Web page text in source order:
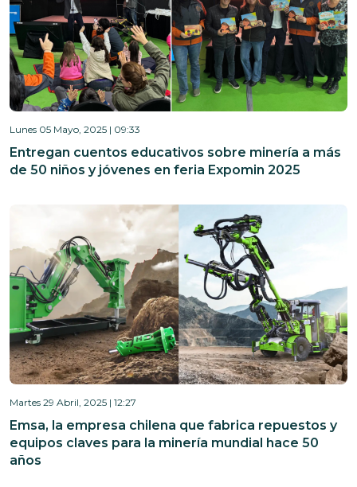
Lunes 05 Mayo, 2025 | 09:33
Entregan cuentos educativos sobre minería a más
de 50 niños y jóvenes en feria Expomin 2025
Martes 29 Abril, 2025 | 12:27
Emsa, la empresa chilena que fabrica repuestos y
equipos claves para la minería mundial hace 50
años